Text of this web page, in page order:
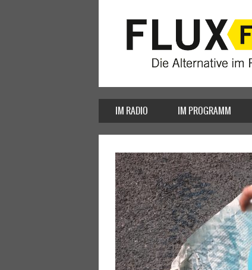
IM RADIO IM PROGRAMM